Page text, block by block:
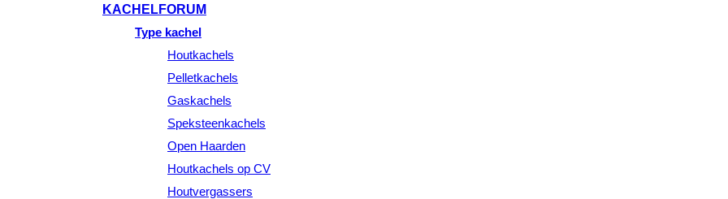
KACHELFORUM
Type kachel
Houtkachels
Pelletkachels
Gaskachels
Speksteenkachels
Open Haarden
Houtkachels op CV
Houtvergassers